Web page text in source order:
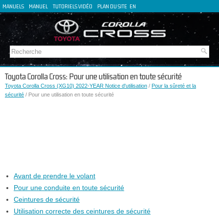
MANUELS MANUEL TUTORIELS VIDÉO PLAN DU SITE EN
DE
IT
Toyota Corolla Cross: Pour une utilisation en toute sécurité
Toyota Corolla Cross (XG10) 2022-YEAR Notice d'utilisation / Pour la sûreté et la
sécurité / Pour une utilisation en toute sécurité
Avant de prendre le volant
Pour une conduite en toute sécurité
Ceintures de sécurité
Utilisation correcte des ceintures de sécurité